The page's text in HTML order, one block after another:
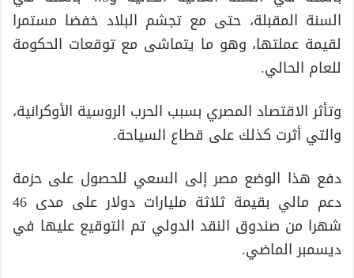
السنة المقبلة، حتى مع تجشم البلاد خفضا مستمرا
لقيمة عملتها، وهو ما يتماشى مع توقعات الحكومة
للعام الحالي.
وتأثر الاقتصاد المصري بسبب الحرب الروسية الأوكرانية،
والتي أثرت كذلك على قطاع السياحة.
دفع هذا الوضع مصر إلى السعي للحصول على حزمة
دعم مالي بقيمة ثلاثة مليارات دولار على مدى 46
شهرا من صندوق النقد الدولي تم التوقيع عليها في
ديسمبر الماضي.